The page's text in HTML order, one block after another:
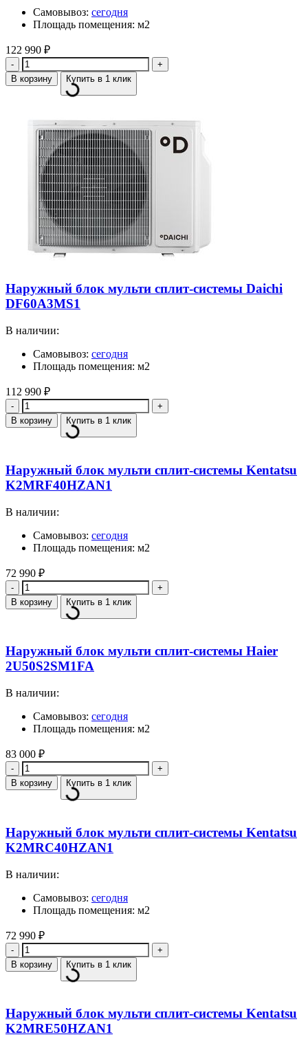
Самовывоз: сегодня
Площадь помещения: м2
122 990 ₽
Количество
В корзину Купить в 1 клик
Наружный блок мульти сплит-системы Daichi
DF60A3MS1
В наличии:
Самовывоз: сегодня
Площадь помещения: м2
112 990 ₽
Количество
В корзину Купить в 1 клик
Наружный блок мульти сплит-системы Kentatsu
K2MRF40HZAN1
В наличии:
Самовывоз: сегодня
Площадь помещения: м2
72 990 ₽
Количество
В корзину Купить в 1 клик
Наружный блок мульти сплит-системы Haier
2U50S2SM1FA
В наличии:
Самовывоз: сегодня
Площадь помещения: м2
83 000 ₽
Количество
В корзину Купить в 1 клик
Наружный блок мульти сплит-системы Kentatsu
K2MRC40HZAN1
В наличии:
Самовывоз: сегодня
Площадь помещения: м2
72 990 ₽
Количество
В корзину Купить в 1 клик
Наружный блок мульти сплит-системы Kentatsu
K2MRE50HZAN1